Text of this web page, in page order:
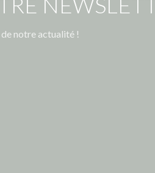
notre actualité !